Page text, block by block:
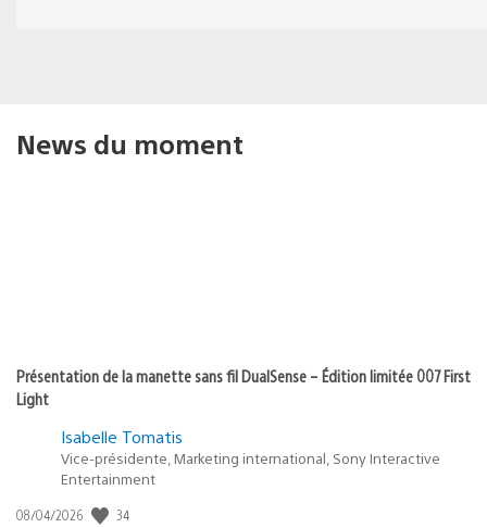
News du moment
Présentation de la manette sans fil DualSense – Édition limitée 007 First
Light
Isabelle Tomatis
Vice-présidente, Marketing international, Sony Interactive
Entertainment
Date
08/04/2026 34